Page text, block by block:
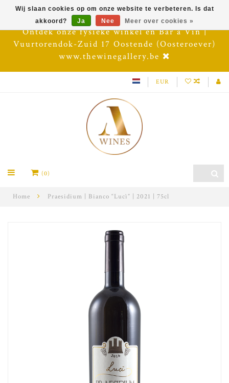
Ontdek onze fysieke winkel en Bar à Vin |
Vuurtorendok-Zuid 17 Oostende (Oosteroever)
www.thewinegallery.be
EUR
(0)
Home Praesidium | Bianco “Lucì” | 2021 | 75cl
Wij slaan cookies op om onze website te verbeteren. Is dat
akkoord?
Ja Nee Meer over cookies »